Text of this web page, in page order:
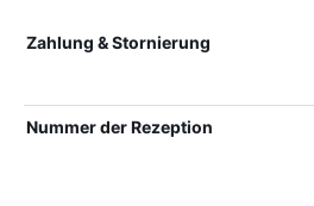
Zahlung & Stornierung
Nummer der Rezeption